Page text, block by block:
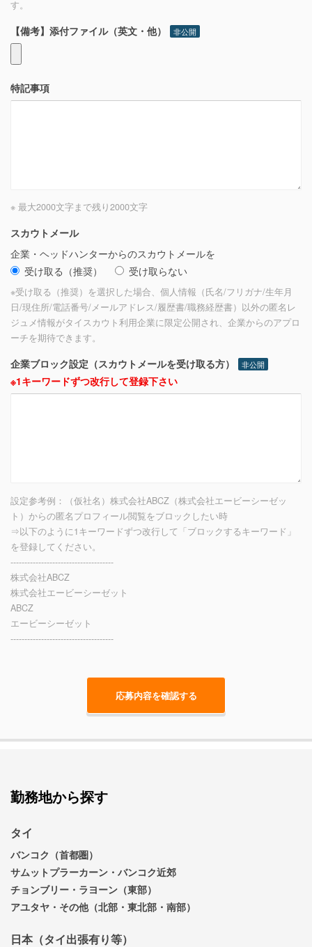
す。
【備考】添付ファイル（英文・他） 非公開
特記事項
※ 最大2000文字まで残り2000文字
スカウトメール
企業・ヘッドハンターからのスカウトメールを
受け取る（推奨）
受け取らない
※受け取る（推奨）を選択した場合、個人情報（氏名/フリガナ/生年月
日/現住所/電話番号/メールアドレス/履歴書/職務経歴書）以外の匿名レ
ジュメ情報がタイスカウト利用企業に限定公開され、企業からのアプロ
ーチを期待できます。
企業ブロック設定（スカウトメールを受け取る方） 非公開
※1キーワードずつ改行して登録下さい
設定参考例：（仮社名）株式会社ABCZ（株式会社エービーシーゼッ
ト）からの匿名プロフィール閲覧をブロックしたい時
⇒以下のように1キーワードずつ改行して「ブロックするキーワード」
を登録してください。
-------------------------------------
株式会社ABCZ
株式会社エービーシーゼット
ABCZ
エービーシーゼット
-------------------------------------
勤務地から探す
タイ
バンコク（首都圏）
サムットプラーカーン・バンコク近郊
チョンブリー・ラヨーン（東部）
アユタヤ・その他（北部・東北部・南部）
日本（タイ出張有り等）